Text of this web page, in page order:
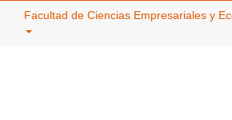
Facultad de Ciencias Empresariales y